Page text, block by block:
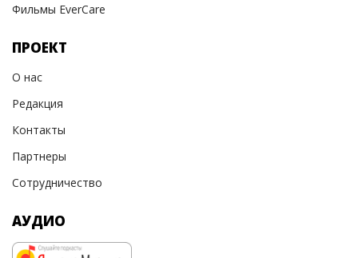
Фильмы EverCare
ПРОЕКТ
О нас
Редакция
Контакты
Партнеры
Сотрудничество
АУДИО